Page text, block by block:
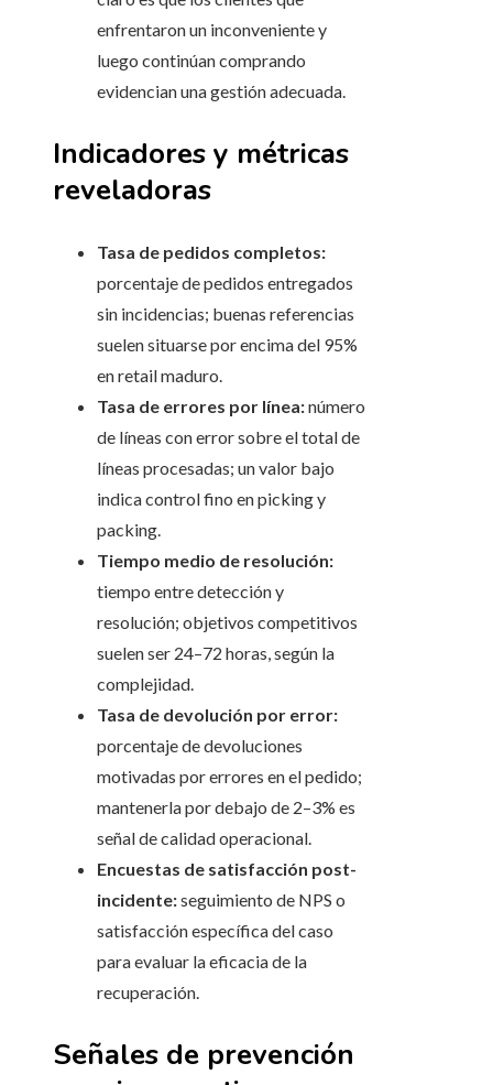
enfrentaron un inconveniente y
luego continúan comprando
evidencian una gestión adecuada.
Indicadores y métricas
reveladoras
Tasa de pedidos completos:
porcentaje de pedidos entregados
sin incidencias; buenas referencias
suelen situarse por encima del 95%
en retail maduro.
Tasa de errores por línea:número
de líneas con error sobre el total de
líneas procesadas; un valor bajo
indica control fino en picking y
packing.
Tiempo medio de resolución:
tiempo entre detección y
resolución; objetivos competitivos
suelen ser 24–72 horas, según la
complejidad.
Tasa de devolución por error:
porcentaje de devoluciones
motivadas por errores en el pedido;
mantenerla por debajo de 2–3% es
señal de calidad operacional.
Encuestas de satisfacción post-
incidente:seguimiento de NPS o
satisfacción específica del caso
para evaluar la eficacia de la
recuperación.
Señales de prevención